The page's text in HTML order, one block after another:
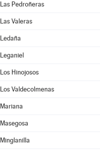
Las Pedroñeras
Las Valeras
Ledaña
Leganiel
Los Hinojosos
Los Valdecolmenas
Mariana
Masegosa
Minglanilla